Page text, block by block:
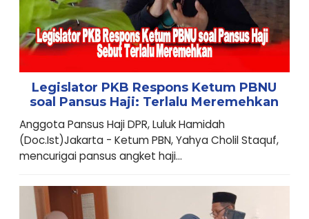
Legislator PKB Respons Ketum PBNU
soal Pansus Haji: Terlalu Meremehkan
Anggota Pansus Haji DPR, Luluk Hamidah
(Doc.Ist)Jakarta - Ketum PBN, Yahya Cholil Staquf,
mencurigai pansus angket haji...